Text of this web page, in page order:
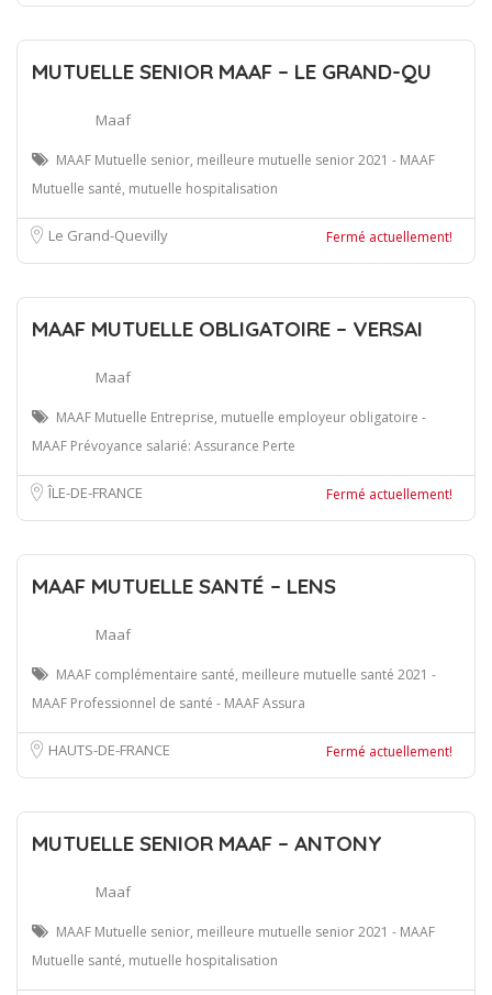
MUTUELLE SENIOR MAAF – LE GRAND-QU
Maaf
MAAF Mutuelle senior, meilleure mutuelle senior 2021 - MAAF
Mutuelle santé, mutuelle hospitalisation
Le Grand-Quevilly Fermé actuellement!
MAAF MUTUELLE OBLIGATOIRE – VERSAI
Maaf
MAAF Mutuelle Entreprise, mutuelle employeur obligatoire -
MAAF Prévoyance salarié: Assurance Perte
ÎLE-DE-FRANCE Fermé actuellement!
MAAF MUTUELLE SANTÉ – LENS
Maaf
MAAF complémentaire santé, meilleure mutuelle santé 2021 -
MAAF Professionnel de santé - MAAF Assura
HAUTS-DE-FRANCE Fermé actuellement!
MUTUELLE SENIOR MAAF – ANTONY
Maaf
MAAF Mutuelle senior, meilleure mutuelle senior 2021 - MAAF
Mutuelle santé, mutuelle hospitalisation